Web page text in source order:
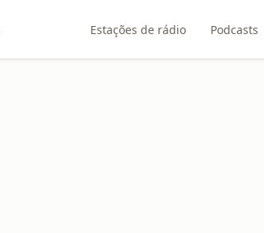
Estações de rádio Podcasts